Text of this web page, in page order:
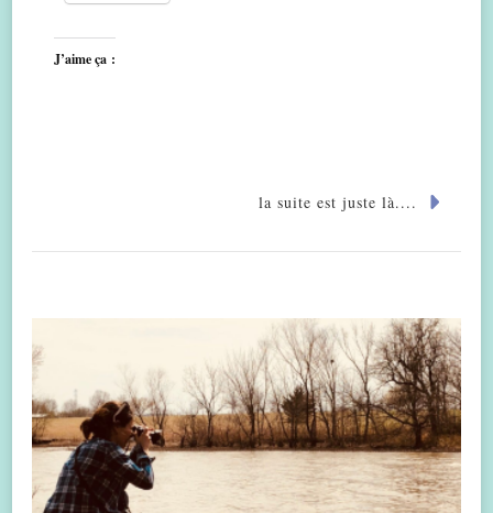
J’aime ça :
la suite est juste là....